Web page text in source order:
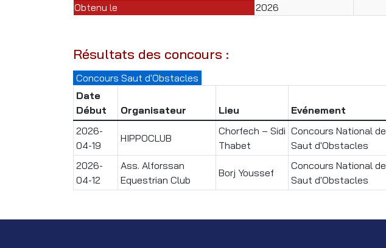
Obtenu le
2026
Résultats des concours :
Concours Saut d'Obstacles
Date
Début
Organisateur Lieu Evénement
2026-
04-19
HIPPOCLUB
Chorfech – Sidi
Thabet
Concours National de
Saut d'Obstacles
2026-
04-12
Ass. Alforssan
Equestrian Club
Borj Youssef
Concours National de
Saut d'Obstacles